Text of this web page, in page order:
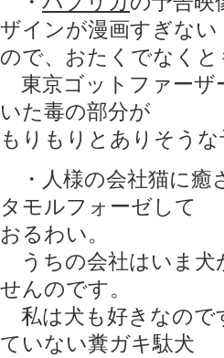
ザインが漫画すぎない
ので、おたくでなく
東京ゴットファーザ
いた毒の部分が
もりもりとありそうな
・人様の会社猫に癒
タモルフォーゼして
おるわい。
うちの会社はいま犬
せんのです。
私は犬も好きなので
ていない糞ガキ駄犬